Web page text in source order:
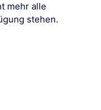
mehr alle
stehen.